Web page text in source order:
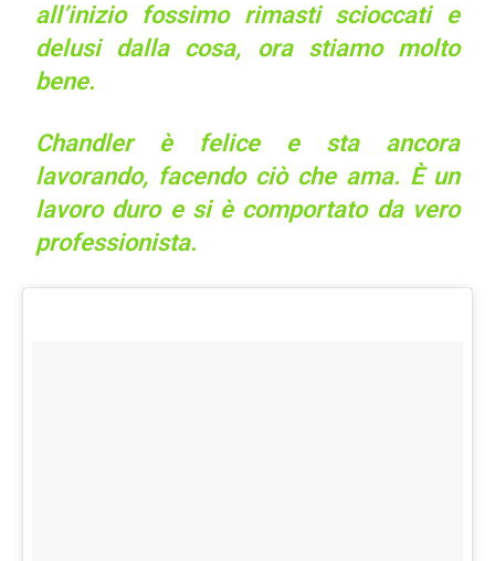
all’inizio fossimo rimasti scioccati e
delusi dalla cosa, ora stiamo molto
bene.
Chandler è felice e sta ancora
lavorando, facendo ciò che ama. È un
lavoro duro e si è comportato da vero
professionista.